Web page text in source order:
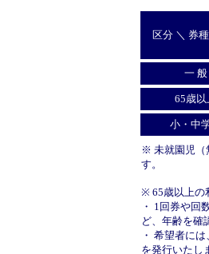
区分 ＼ 券
一 般
65歳以
小・中
※ 未就園児（
す。
※ 65歳以上
・ 1回券や回
ど、年齢を確
・ 希望者に
を発行いたし